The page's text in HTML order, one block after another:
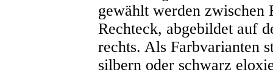
gewählt werden zwischen
Rechteck, abgebildet auf
rechts. Als Farbvarianten
silbern oder schwarz